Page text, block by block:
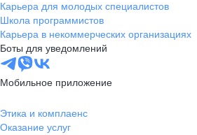
Карьера для молодых специалистов
Школа программистов
Карьера в некоммерческих организациях
Боты для уведомлений
Мобильное приложение
Этика и комплаенс
Оказание услуг